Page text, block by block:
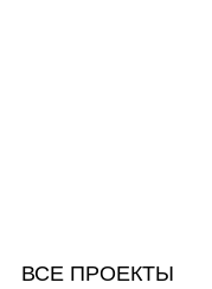
ВСЕ ПРОЕКТЫ